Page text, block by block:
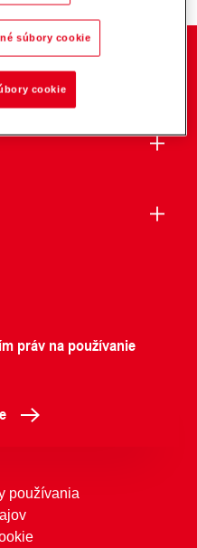
práv na používanie
používania
súbory cookie
cookie